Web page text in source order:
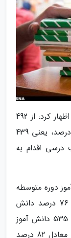
کوروش مودت در گفت وگو با خبرنگاران، اظهار کرد: از 492
هزار و 846 دانش آموز دوره ابتدایی، 89 درصد، یعنی 439
درسی اقدام به
هزار و 826 دانش آموز دوره متوسطه
اول، 121 هزار و 805 دانش آموز، معادل 76 درصد دانش
آموزان مقطع متوسطه اول و از 81 هزار و 535 دانش آموز
مقطع متوسطه دوم، 67 هزار دانش آموز، معادل 82 درصد